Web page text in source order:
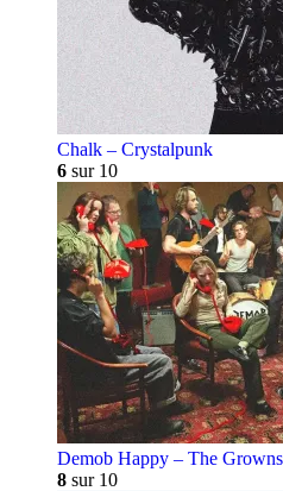
Chalk – Crystalpunk
6 sur 10
Demob Happy – The
8 sur 10